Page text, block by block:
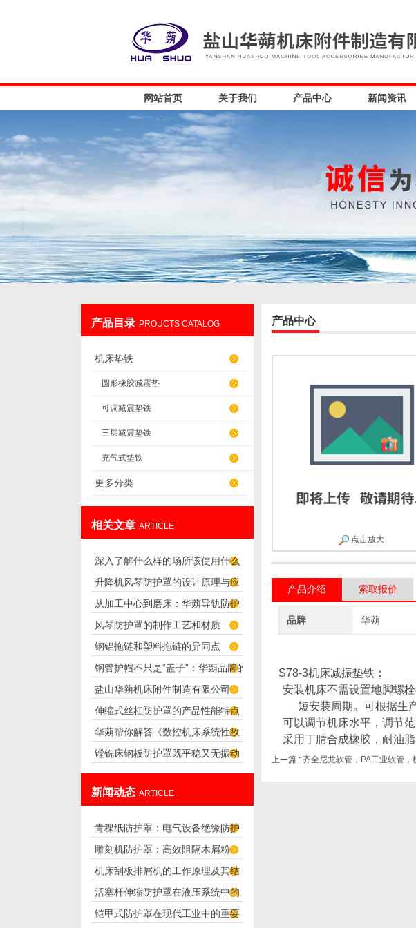
网站首页 关于我们 产品中心 新闻资讯
产品目录 PROUCTS CATALOG
机床垫铁
圆形橡胶减震垫
可调减震垫铁
三层减震垫铁
充气式垫铁
更多分类
相关文章 ARTICLE
深入了解什么样的场所该使用什么
类型的软连接
升降机风琴防护罩的设计原理与应
用
从加工中心到磨床：华蒴导轨防护
罩的选型与使用要点
风琴防护罩的制作工艺和材质
钢铝拖链和塑料拖链的异同点
钢管护帽不只是“盖子”：华蒴品牌的
应用场景与选购参考
盐山华蒴机床附件制造有限公司
伸缩式丝杠防护罩的产品性能特点
华蒴帮你解答《数控机床系统性故
障》
镗铣床钢板防护罩既平稳又无振动
新闻动态 ARTICLE
青稞纸防护罩：电气设备绝缘防护
专用方案
雕刻机防护罩：高效阻隔木屑粉
尘，守护设备精度与安全
机床刮板排屑机的工作原理及其结
构分析
活塞杆伸缩防护罩在液压系统中的
应用
铠甲式防护罩在现代工业中的重要
产品中心
点击放大
产品介绍 索取报价
品牌 华蒴
S78-3机床减振垫铁：
安装机床不需设置地脚螺
短安装周期。可根据生
可以调节机床水平，调节范
采用丁腈合成橡胶，耐油脂
上一篇 : 齐全尼龙软管，PA工业软管，